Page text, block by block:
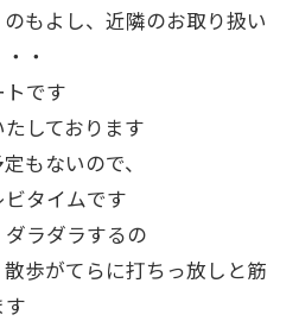
もよし、近隣のお取り扱い
・
です
しております
もないので、
タイムです
ラダラするの
歩がてらに打ちっ放しと筋
す